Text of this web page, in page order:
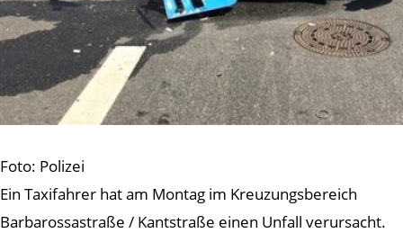
Foto: Polizei
Ein Taxifahrer hat am Montag im Kreuzungsbereich
Barbarossastraße / Kantstraße einen Unfall verursacht.